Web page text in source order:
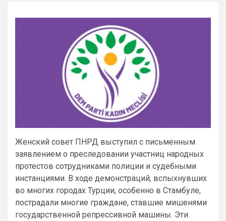
Женский совет ПНРД выступил с письменным
заявлением о преследовании участниц народных
протестов сотрудниками полиции и судебными
инстанциями. В ходе демонстраций, вспыхнувших
во многих городах Турции, особенно в Стамбуле,
пострадали многие граждане, ставшие мишенями
государственной репрессивной машины. Эти